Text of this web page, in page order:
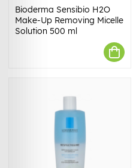
Bioderma Sensibio H2O
Make-Up Removing Micelle
Solution 500 ml